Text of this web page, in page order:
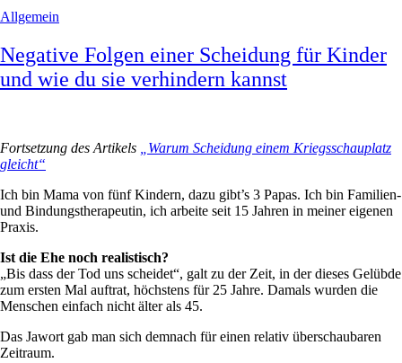
Allgemein
Negative Folgen einer Scheidung für Kinder
und wie du sie verhindern kannst
Fortsetzung des Artikels
„Warum Scheidung einem Kriegsschauplatz
gleicht“
Ich bin Mama von fünf Kindern, dazu gibt’s 3 Papas. Ich bin Familien-
und Bindungstherapeutin, ich arbeite seit 15 Jahren in meiner eigenen
Praxis.
Ist die Ehe noch realistisch?
„Bis dass der Tod uns scheidet“, galt zu der Zeit, in der dieses Gelübde
zum ersten Mal auftrat, höchstens für 25 Jahre. Damals wurden die
Menschen einfach nicht älter als 45.
Das Jawort gab man sich demnach für einen relativ überschaubaren
Zeitraum.